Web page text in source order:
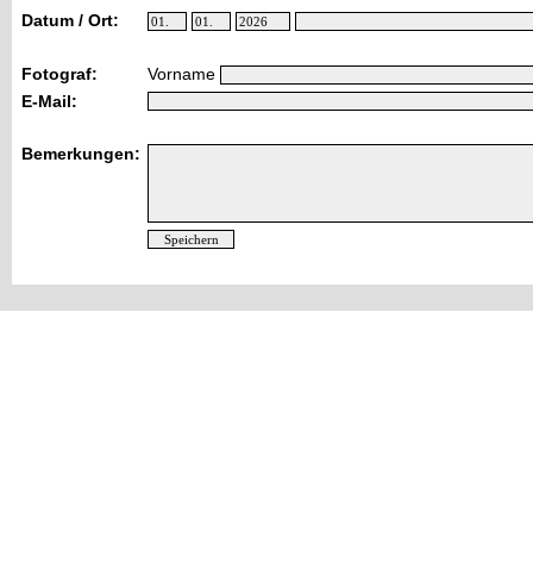
Datum / Ort:
Fotograf:
Vorname
E-Mail:
Bemerkungen: